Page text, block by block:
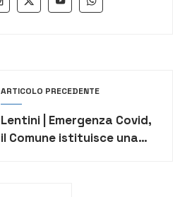
ARTICOLO PRECEDENTE
Lentini | Emergenza Covid,
il Comune istituisce una